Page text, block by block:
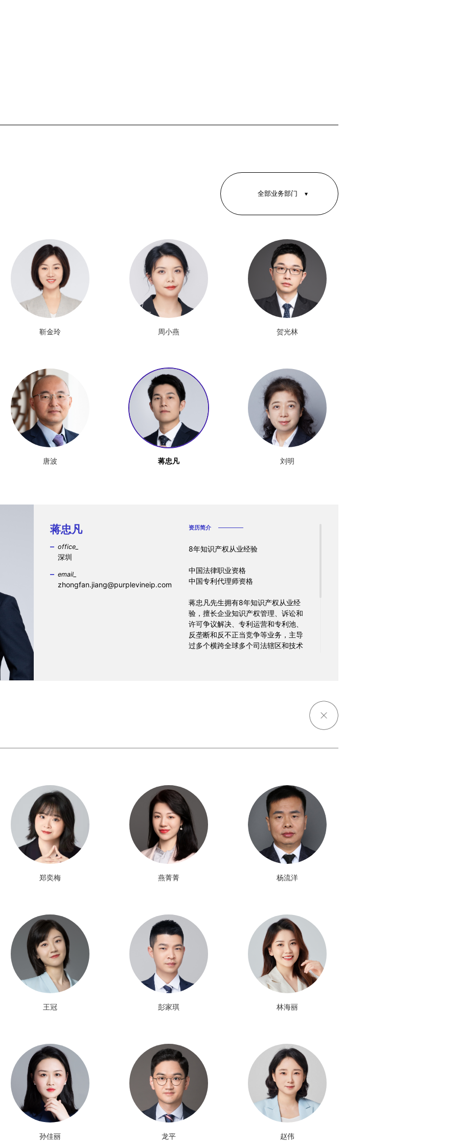
全部业务部门
申请代理
分析咨询
交易运营
商标版权
靳金玲 周小燕 贺光林
唐波 蒋忠凡 刘明
蒋忠凡
office_
深圳
email_
zhongfan.jiang@purplevineip.com
资历简介
8年知识产权从业经验
中国法律职业资格
中国专利代理师资格
蒋忠凡先生拥有8年知识产权从业经
验，擅长企业知识产权管理、诉讼和
许可争议解决、专利运营和专利池、
反垄断和反不正当竞争等业务，主导
过多个横跨全球多个司法辖区和技术
郑奕梅 燕菁菁 杨流洋
王冠 彭家琪 林海丽
孙佳丽 龙平 赵伟